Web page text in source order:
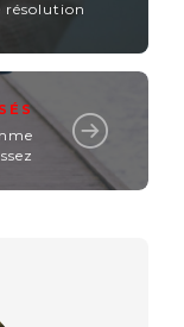
résolution